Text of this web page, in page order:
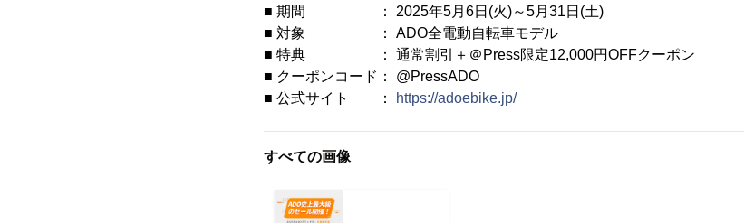
■ 期間 ： 2025年5月6日(火)～5月31日(土)
■ 対象 ： ADO全電動自転車モデル
■ 特典 ： 通常割引＋＠Press限定12,000円OFFクーポン
■ クーポンコード： @PressADO
■ 公式サイト ：
https://adoebike.jp/
すべての画像